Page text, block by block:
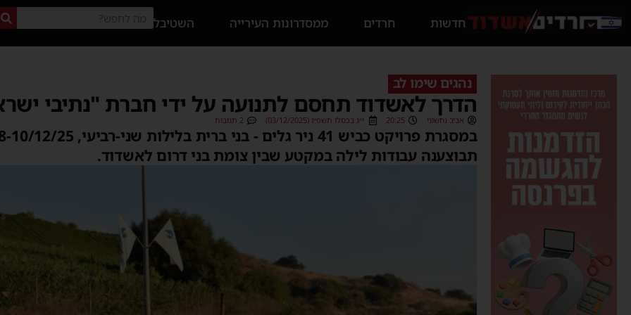
חדשות חרדים ממסדרונות העירייה השטיבל
נהגים שימו לב
הדרך לאשדוד תחסם לתנועה על ידי חברת "נתיבי
אביב נחשוני 20:25 י״ג בכסלו תשפ״ו (03/12/2025) 2 תגובות
תבוצענה עבודות לילה במקטע שבין צומת בני דרום לאשדוד.